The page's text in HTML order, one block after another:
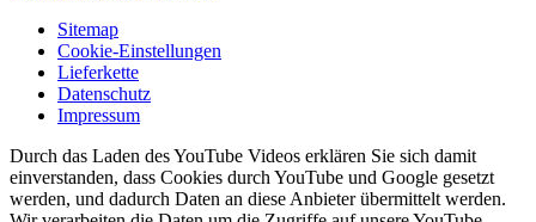
Sitemap
Cookie-Einstellungen
Lieferkette
Datenschutz
Impressum
Durch das Laden des YouTube Videos erklären Sie sich damit
einverstanden, dass Cookies durch YouTube und Google gesetzt
werden, und dadurch Daten an diese Anbieter übermittelt werden.